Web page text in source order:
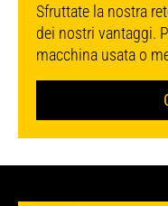
Sfruttate la nostra
dei nostri vantaggi.
macchina usata o